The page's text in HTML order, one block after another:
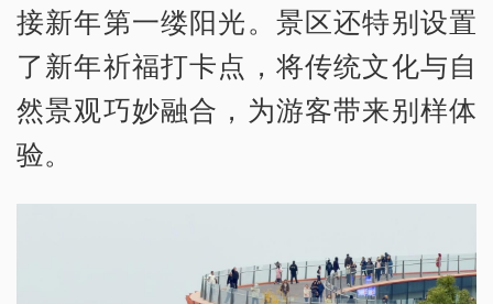
接新年第一缕阳光。景区还特别设置
了新年祈福打卡点，将传统文化与自
然景观巧妙融合，为游客带来别样体
验。